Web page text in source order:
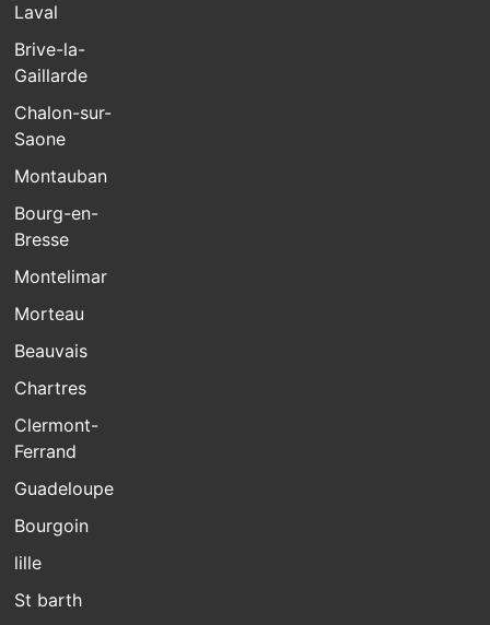
Laval
Brive-la-
Gaillarde
Chalon-sur-
Saone
Montauban
Bourg-en-
Bresse
Montelimar
Morteau
Beauvais
Chartres
Clermont-
Ferrand
Guadeloupe
Bourgoin
lille
St barth